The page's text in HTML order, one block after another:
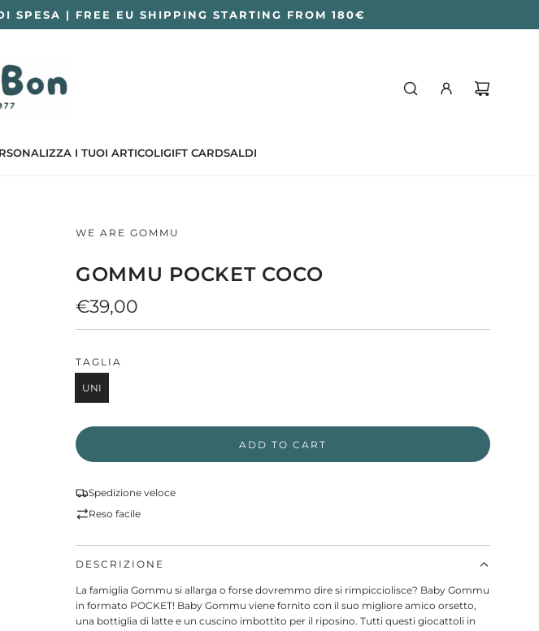
| FREE EU SHIPPING STARTING FROM 180€
I TUOI ARTICOLIGIFT CARDSALDI
WE ARE GOMMU
GOMMU POCKET COCO
Prezzo
normale
€39,00
TAGLIA
UNI
ADD TO CART
Spedizione veloce
Reso facile
DESCRIZIONE
La famiglia Gommu si allarga o forse dovremmo dire si rimpicciolisce? Baby Gommu
in formato POCKET! Baby Gommu viene fornito con il suo migliore amico orsetto,
una bottiglia di latte e un cuscino imbottito per il riposino. Tutti questi giocattoli in